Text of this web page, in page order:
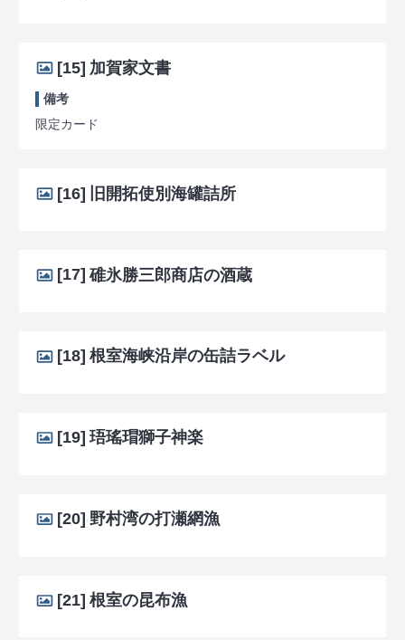
[15] 加賀家文書
備考
限定カード
[16] 旧開拓使別海罐詰所
[17] 碓氷勝三郎商店の酒蔵
[18] 根室海峡沿岸の缶詰ラベル
[19] 珸瑤瑁獅子神楽
[20] 野村湾の打瀬網漁
[21] 根室の昆布漁